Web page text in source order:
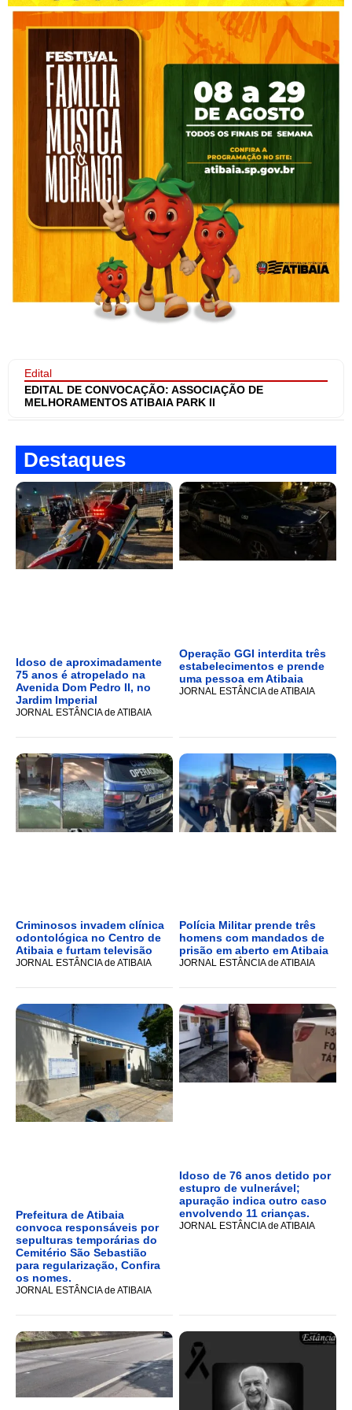
Edital
EDITAL DE CONVOCAÇÃO: ASSOCIAÇÃO DE
MELHORAMENTOS ATIBAIA PARK II
Destaques
Idoso de aproximadamente
75 anos é atropelado na
Avenida Dom Pedro II, no
Jardim Imperial
JORNAL ESTÂNCIA de ATIBAIA
Operação GGI interdita três
estabelecimentos e prende
uma pessoa em Atibaia
JORNAL ESTÂNCIA de ATIBAIA
Criminosos invadem clínica
odontológica no Centro de
Atibaia e furtam televisão
JORNAL ESTÂNCIA de ATIBAIA
Polícia Militar prende três
homens com mandados de
prisão em aberto em Atibaia
JORNAL ESTÂNCIA de ATIBAIA
Prefeitura de Atibaia
convoca responsáveis por
sepulturas temporárias do
Cemitério São Sebastião
para regularização, Confira
os nomes.
JORNAL ESTÂNCIA de ATIBAIA
Idoso de 76 anos detido por
estupro de vulnerável;
apuração indica outro caso
envolvendo 11 crianças.
JORNAL ESTÂNCIA de ATIBAIA